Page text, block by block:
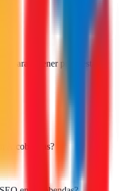
para obtener propuestas
Alcobendas?